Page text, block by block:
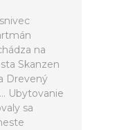
na
Skanzen
Drevený
Ubytovanie
sa